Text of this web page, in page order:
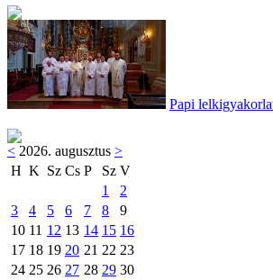
Papi
< 2026. augusztus >
H K Sz Cs P Sz V
1
2
3
4 5 6 7 8
9
10 11 12 13 14 15 16
17 18 19 20 21 22 23
24 25 26 27 28 29 30